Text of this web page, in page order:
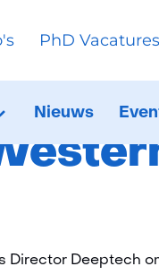
PhD Vacatures
Testbed
Nieuws
Director Deeptech